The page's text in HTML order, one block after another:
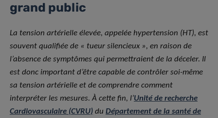
grand public
La tension artérielle élevée, appelée hypertension (HT), est
souvent qualifiée de « tueur silencieux », en raison de
l’absence de symptômes qui permettraient de la déceler. Il
est donc important d’être capable de contrôler soi-même
sa tension artérielle et de comprendre comment
interpréter les mesures. À cette fin, l’Unité de recherche
Cardiovasculaire (CVRU) du Département de la santé de